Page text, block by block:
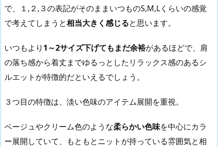
で、１,２,３の表記がそのままいつものS,M,Lくらいの感覚
で考えてしまうと相当大きく感じると思います。
いつもより 1～2サイズ下げてもまだ余裕があるほどで、肩
の落ち感から着丈までゆるっとしたリラックス感のあるシ
ルエットが特徴的だといえるでしょう。
３つ目の特徴は、淡い色味のアイテム展開を重視。
ベージュやクリーム色のような柔らかい色味を中心にカラ
ー展開していて、もともとニットが持っている雰囲気と相